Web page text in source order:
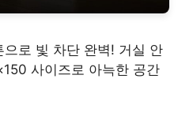
로 빛 차단 완벽! 거실 안
사이즈로 아늑한 공간